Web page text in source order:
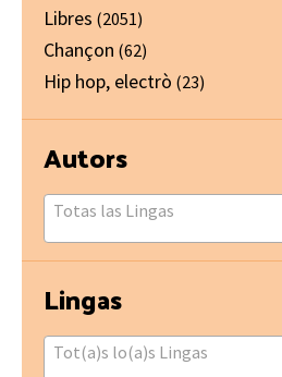
Libres (2051)
Chançon (62)
Hip hop, electrò (23)
Autors
Totas las Lingas
Lingas
Tot(a)s lo(a)s Lingas